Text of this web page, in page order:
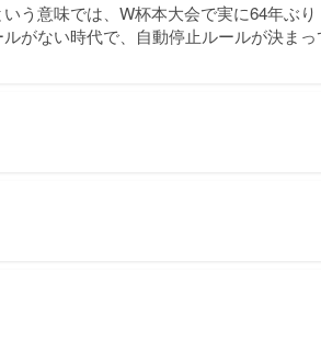
う意味では、W杯本大会で実に64年ぶり
がない時代で、自動停止ルールが決ま